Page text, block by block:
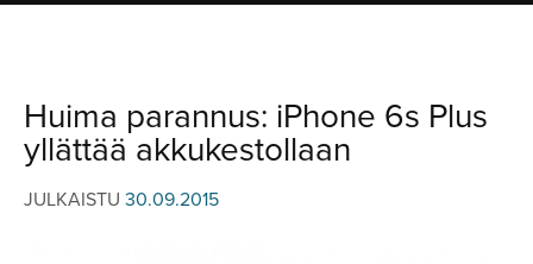
AJETUT
KOMMENTTI
HUHUT
TESTIT
Huima parannus: iPhone 6s Plus
yllättää akkukestollaan
JULKAISTU 30.09.2015